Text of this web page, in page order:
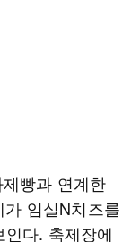
빵과 연계한
임실N치즈를
인다. 축제장에